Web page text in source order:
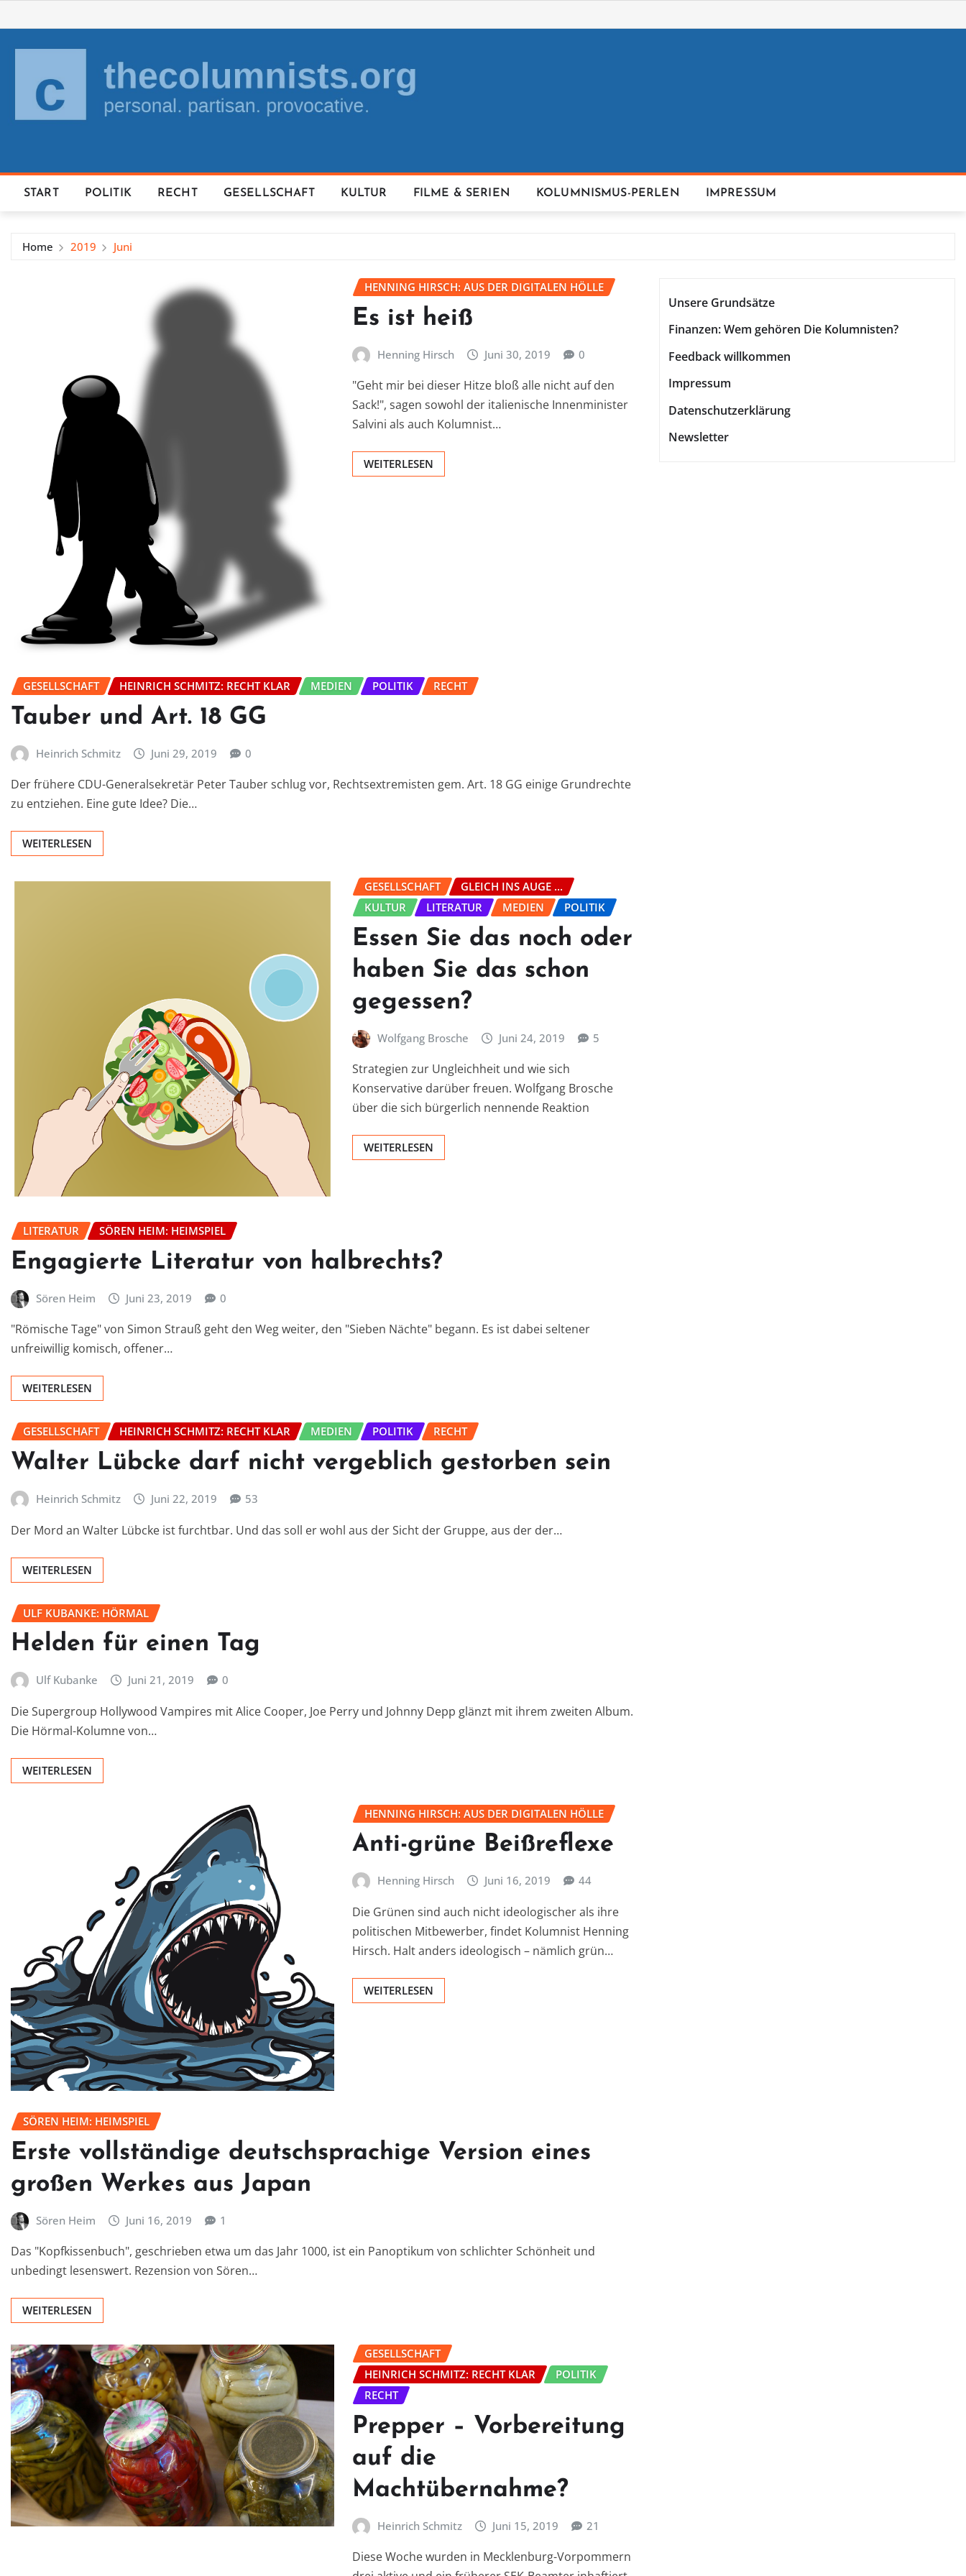
to
content
START POLITIK RECHT GESELLSCHAFT KULTUR FILME & SERIEN KOLUMNISMUS-PERLEN IMPRESSUM
Home 2019 Juni
HENNING HIRSCH: AUS DER DIGITALEN HÖLLE
Es ist heiß
Henning Hirsch Juni 30, 2019 0
"Geht mir bei dieser Hitze bloß alle nicht auf den
Sack!", sagen sowohl der italienische Innenminister
Salvini als auch Kolumnist…
WEITERLESEN
GESELLSCHAFT HEINRICH SCHMITZ: RECHT KLAR MEDIEN POLITIK RECHT
Tauber und Art. 18 GG
Heinrich Schmitz Juni 29, 2019 0
Der frühere CDU-Generalsekretär Peter Tauber schlug vor, Rechtsextremisten gem. Art. 18 GG einige Grundrechte
zu entziehen. Eine gute Idee? Die…
WEITERLESEN
GESELLSCHAFT
GLEICH INS AUGE ...
KULTUR
LITERATUR MEDIEN POLITIK
Essen Sie das noch oder
haben Sie das schon
gegessen?
Wolfgang Brosche Juni 24, 2019 5
Strategien zur Ungleichheit und wie sich
Konservative darüber freuen. Wolfgang Brosche
über die sich bürgerlich nennende Reaktion
WEITERLESEN
LITERATUR SÖREN HEIM: HEIMSPIEL
Engagierte Literatur von halbrechts?
Sören Heim Juni 23, 2019 0
"Römische Tage" von Simon Strauß geht den Weg weiter, den "Sieben Nächte" begann. Es ist dabei seltener
unfreiwillig komisch, offener…
WEITERLESEN
GESELLSCHAFT HEINRICH SCHMITZ: RECHT KLAR MEDIEN POLITIK RECHT
Walter Lübcke darf nicht vergeblich gestorben sein
Heinrich Schmitz Juni 22, 2019 53
Der Mord an Walter Lübcke ist furchtbar. Und das soll er wohl aus der Sicht der Gruppe, aus der der…
WEITERLESEN
ULF KUBANKE: HÖRMAL
Helden für einen Tag
Ulf Kubanke Juni 21, 2019 0
Die Supergroup Hollywood Vampires mit Alice Cooper, Joe Perry und Johnny Depp glänzt mit ihrem zweiten Album.
Die Hörmal-Kolumne von…
WEITERLESEN
HENNING HIRSCH: AUS DER DIGITALEN HÖLLE
Anti-grüne Beißreflexe
Henning Hirsch Juni 16, 2019 44
Die Grünen sind auch nicht ideologischer als ihre
politischen Mitbewerber, findet Kolumnist Henning
Hirsch. Halt anders ideologisch – nämlich grün…
WEITERLESEN
SÖREN HEIM: HEIMSPIEL
Erste vollständige deutschsprachige Version eines
großen Werkes aus Japan
Sören Heim Juni 16, 2019 1
Das "Kopfkissenbuch", geschrieben etwa um das Jahr 1000, ist ein Panoptikum von schlichter Schönheit und
unbedingt lesenswert. Rezension von Sören…
WEITERLESEN
GESELLSCHAFT
HEINRICH SCHMITZ: RECHT KLAR
POLITIK
RECHT
Prepper – Vorbereitung
auf die
Machtübernahme?
Heinrich Schmitz Juni 15, 2019 21
Diese Woche wurden in Mecklenburg-Vorpommern
Unsere Grundsätze
Finanzen: Wem gehören Die Kolumnisten?
Feedback willkommen
Impressum
Datenschutzerklärung
Newsletter